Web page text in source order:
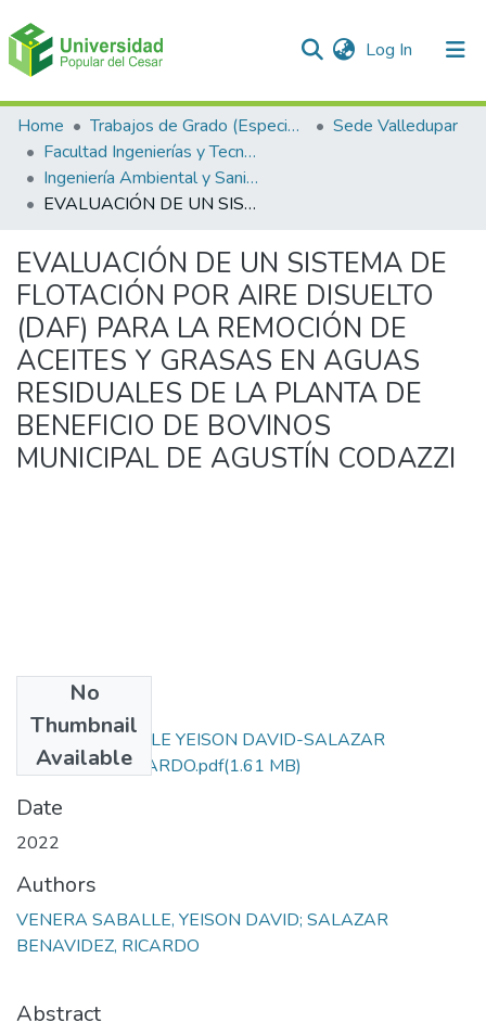
Log In (current)
Communities & Collections
All of DSpace
Statistics
Home Trabajos de Grado (Especializaciones y Pregrados)
Sede Valledupar
Facultad Ingenierías y Tecnologías
Ingeniería Ambiental y Sanitaria.
EVALUACIÓN DE UN SISTEMA DE FLOTACIÓN POR AIRE DISUELTO (DAF) PARA LA REMOCIÓN DE ACEITES Y GRASAS EN AGUAS RESIDUALES DE LA PLANTA DE BENEFICIO DE BOVINOS MUNICIPAL DE AGUSTÍN CODAZZI
EVALUACIÓN DE UN SISTEMA DE
FLOTACIÓN POR AIRE DISUELTO
(DAF) PARA LA REMOCIÓN DE
ACEITES Y GRASAS EN AGUAS
RESIDUALES DE LA PLANTA DE
BENEFICIO DE BOVINOS
MUNICIPAL DE AGUSTÍN CODAZZI
No
Thumbnail
Available
VENERA SABALLE YEISON DAVID-SALAZAR
BENAVIDEZ RICARDO.pdf(1.61 MB)
Date
2022
Authors
VENERA SABALLE, YEISON DAVID; SALAZAR
BENAVIDEZ, RICARDO
Abstract